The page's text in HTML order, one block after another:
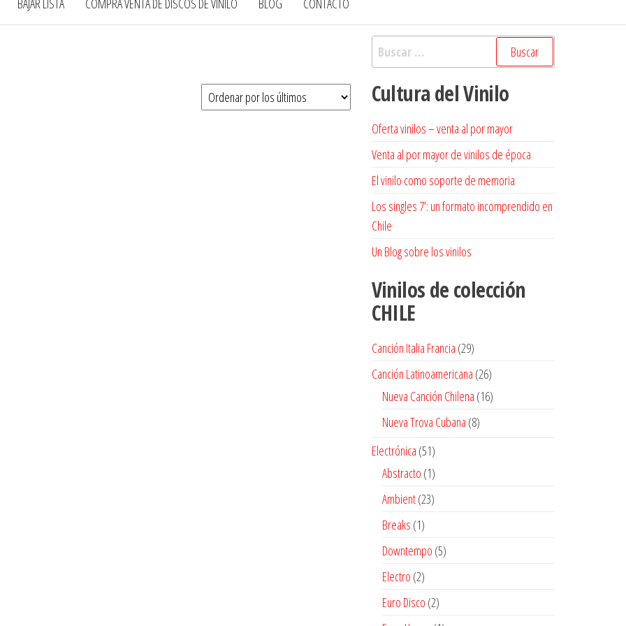
BAJAR LISTA COMPRA VENTA DE DISCOS DE VINILO BLOG CONTACTO
Buscar:
Cultura del Vinilo
Oferta vinilos – venta al por mayor
Venta al por mayor de vinilos de época
El vinilo como soporte de memoria
Los singles 7’: un formato incomprendido en
Chile
Un Blog sobre los vinilos
Vinilos de colección
CHILE
Canción Italia Francia 2929
productos
Canción Latinoamericana 2626
productos
Nueva Canción Chilena 1616
Nueva Trova Cubana 88
Electrónica 5151
productos
Abstracto 11
producto
Ambient 2323
Breaks 11
producto
Downtempo 55
Electro 22
productos
Euro Disco 22
productos